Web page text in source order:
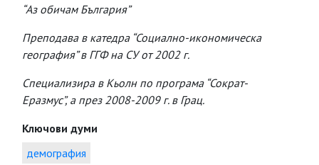
“Аз обичам България”
Преподава в катедра “Социално-икономическа
география” в ГГФ на СУ от 2002 г.
Специализира в Кьолн по програма “Сократ-
Еразмус”, а през 2008-2009 г. в Грац.
Ключови думи
демография